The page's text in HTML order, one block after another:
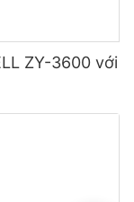
ZY-3600 với